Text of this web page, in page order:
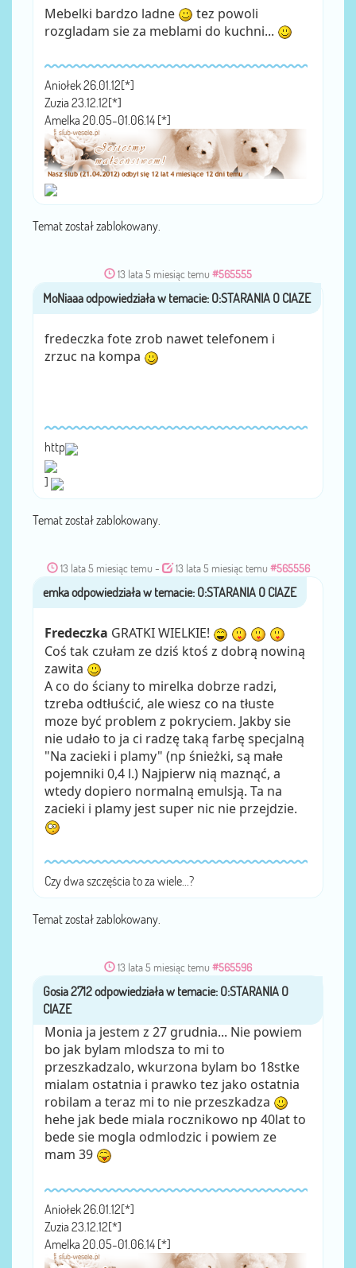
Mebelki bardzo ladne
tez powoli
rozgladam sie za meblami do kuchni...
Aniołek 26.01.12[*]
Zuzia 23.12.12[*]
Amelka 20.05-01.06.14 [*]
Temat został zablokowany.
13 lata 5 miesiąc temu #565555
przezMoNiaaa
fredeczka fote zrob nawet telefonem i
zrzuc na kompa
http
]
Temat został zablokowany.
13 lata 5 miesiąc temu - 13 lata 5 miesiąc temu #565556
przezemka
Fredeczka GRATKI WIELKIE!
Coś tak czułam ze dziś ktoś z dobrą nowiną
zawita
A co do ściany to mirelka dobrze radzi,
tzreba odtłuścić, ale wiesz co na tłuste
moze być problem z pokryciem. Jakby sie
nie udało to ja ci radzę taką farbę specjalną
"Na zacieki i plamy" (np śnieżki, są małe
pojemniki 0,4 l.) Najpierw nią maznąć, a
wtedy dopiero normalną emulsją. Ta na
zacieki i plamy jest super nic nie przejdzie.
Czy dwa szczęścia to za wiele...?
Temat został zablokowany.
13 lata 5 miesiąc temu #565596
przezGosia 2712
Monia ja jestem z 27 grudnia... Nie powiem
bo jak bylam mlodsza to mi to
przeszkadzalo, wkurzona bylam bo 18stke
mialam ostatnia i prawko tez jako ostatnia
robilam a teraz mi to nie przeszkadza
hehe jak bede miala rocznikowo np 40lat to
bede sie mogla odmlodzic i powiem ze
mam 39
Aniołek 26.01.12[*]
Zuzia 23.12.12[*]
Amelka 20.05-01.06.14 [*]